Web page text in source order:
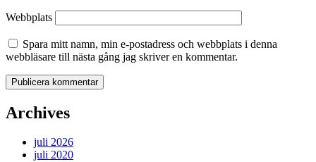
Webbplats
Spara mitt namn, min e-postadress och webbplats i denna
webbläsare till nästa gång jag skriver en kommentar.
Archives
juli 2026
juli 2020